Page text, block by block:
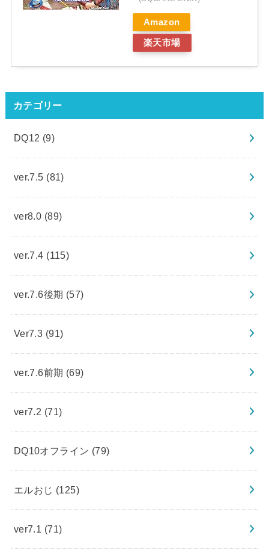
Amazon
楽天市場
カテゴリー
DQ12 (9)
ver.7.5 (81)
ver8.0 (89)
ver.7.4 (115)
ver.7.6後期 (57)
Ver7.3 (91)
ver.7.6前期 (69)
ver7.2 (71)
DQ10オフライン (79)
エルおじ (125)
ver7.1 (71)